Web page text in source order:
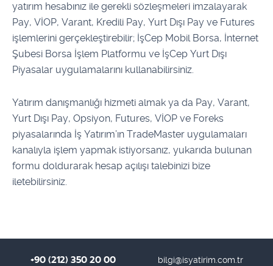
yatırım hesabınız ile gerekli sözleşmeleri imzalayarak
Pay, VİOP, Varant, Kredili Pay, Yurt Dışı Pay ve Futures
işlemlerini gerçekleştirebilir; İşCep Mobil Borsa, İnternet
Şubesi Borsa İşlem Platformu ve İşCep Yurt Dışı
Piyasalar uygulamalarını kullanabilirsiniz.
Yatırım danışmanlığı hizmeti almak ya da Pay, Varant,
Yurt Dışı Pay, Opsiyon, Futures, VİOP ve Foreks
piyasalarında İş Yatırım’ın TradeMaster uygulamaları
kanalıyla işlem yapmak istiyorsanız, yukarıda bulunan
formu doldurarak hesap açılışı talebinizi bize
iletebilirsiniz.
+90 (212) 350 20 00 bilgi@isyatirim.com.tr